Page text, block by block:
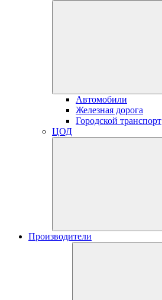
Автомобили
Железная дорога
Городской транспорт
ЦОД
Производители